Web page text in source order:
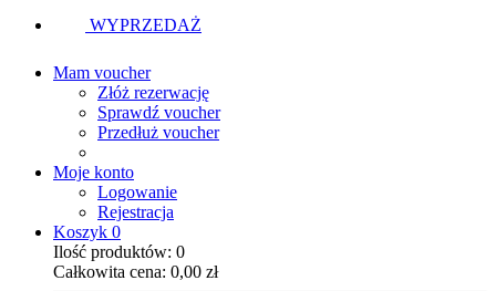
WYPRZEDAŻ
Mam voucher
Złóż rezerwację
Sprawdź voucher
Przedłuż voucher
Moje konto
Logowanie
Rejestracja
Koszyk 0
Ilość produktów: 0
Całkowita cena: 0,00 zł